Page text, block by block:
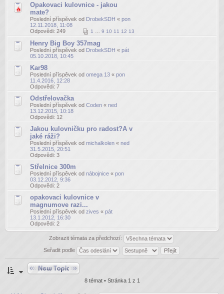
Opakovaci kulovnice - jakou
mate?
Poslední příspěvek od DrobekSDH « pon
12.11.2018, 11:08
Odpovědi: 249 1 9 10 11 12 13
Henry Big Boy 357mag
Poslední příspěvek od DrobekSDH « pát
05.10.2018, 10:45
Kar98
Poslední příspěvek od omega 13 « pon
11.4.2016, 12:28
Odpovědi: 7
Odstřelovačka
Poslední příspěvek od Coden « ned
13.12.2015, 10:18
Odpovědi: 12
Jakou kulovničku pro radost?A v
jaké ráži?
Poslední příspěvek od michalkolen « ned
31.5.2015, 20:51
Odpovědi: 3
Střelnice 300m
Poslední příspěvek od nábojnice « pon
03.12.2012, 9:36
Odpovědi: 2
opakovaci kulovnice v
magnumove razi...
Poslední příspěvek od zives « pát
13.1.2012, 16:30
Odpovědi: 2
Zobrazit témata za předchozí:
Seřadit podle
Odeslat nové téma
8 témat • Stránka 1 z 1